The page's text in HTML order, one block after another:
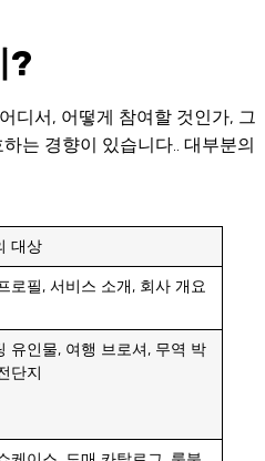
?
디서, 어떻게 참여할 것인가, 그
는 경향이 있습니다.. 대부분의
대상
로필, 서비스 소개, 회사 개요
유인물, 여행 브로셔, 무역 박
단지